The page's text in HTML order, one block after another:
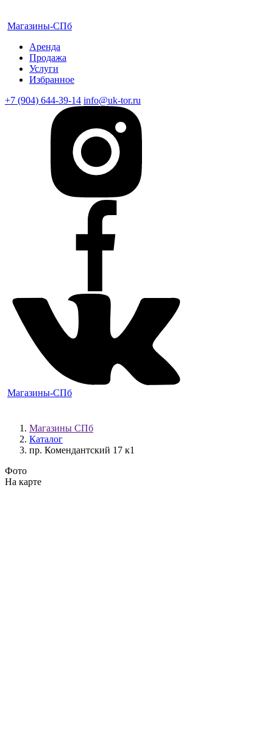
Магазины-СПб
Аренда
Продажа
Услуги
Избранное
+7 (904) 644-39-14 info@uk-tor.ru
Магазины-СПб
Магазины СПб
Каталог
пр. Комендантский 17 к1
Фото
На карте